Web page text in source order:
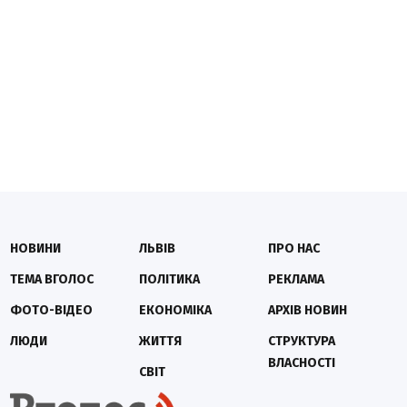
НОВИНИ
ТЕМА ВГОЛОС
ФОТО-ВІДЕО
ЛЮДИ
ЛЬВІВ
ПОЛІТИКА
ЕКОНОМІКА
ЖИТТЯ
СВІТ
ПРО НАС
РЕКЛАМА
АРХІВ НОВИН
СТРУКТУРА
ВЛАСНОСТІ